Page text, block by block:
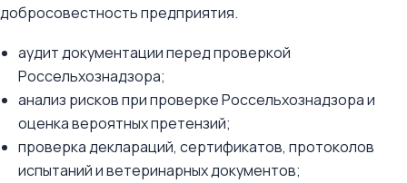
добросовестность предприятия.
аудит документации перед проверкой
Россельхознадзора;
анализ рисков при проверке Россельхознадзора и
оценка вероятных претензий;
проверка деклараций, сертификатов, протоколов
испытаний и ветеринарных документов;